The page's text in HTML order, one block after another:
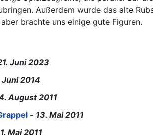
Außerdem wurde das alte
brachte uns einige gute Figuren.
Juni 2023
Juni 2014
August 2011
- 13. Mai 2011
Mai 2011